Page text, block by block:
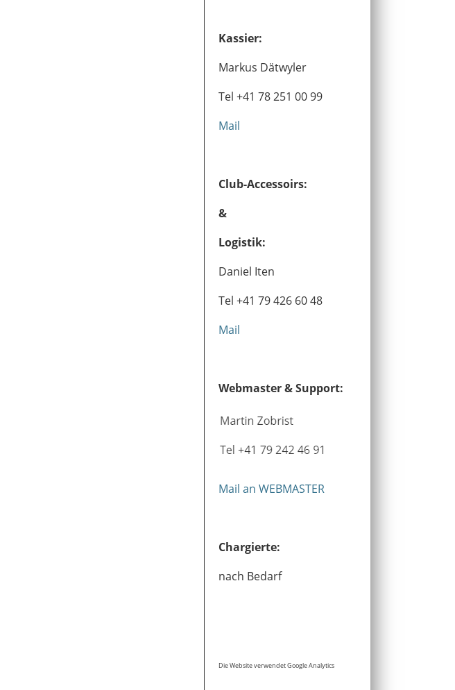
Kassier:
Markus Dätwyler
Tel +41 78 251 00 99
Mail
Club-Accessoirs:
&
Logistik:
Daniel Iten
Tel +41 79 426 60 48
Mail
Webmaster & Support:
Mail an WEBMASTER
Chargierte:
nach Bedarf
Die Website verwendet Google Analytics